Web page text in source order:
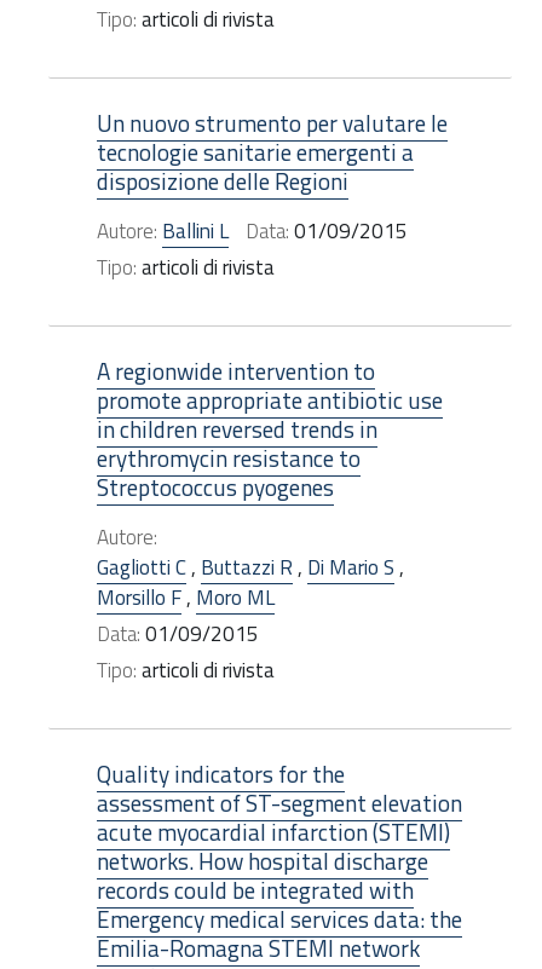
Tipo:articoli di rivista
Un nuovo strumento per valutare le
tecnologie sanitarie emergenti a
disposizione delle Regioni
Autore: Ballini L Data:01/09/2015
Tipo:articoli di rivista
A regionwide intervention to
promote appropriate antibiotic use
in children reversed trends in
erythromycin resistance to
Streptococcus pyogenes
Autore:
Gagliotti C, Buttazzi R, Di Mario S,
Morsillo F, Moro ML
Data:01/09/2015
Tipo:articoli di rivista
Quality indicators for the
assessment of ST-segment elevation
acute myocardial infarction (STEMI)
networks. How hospital discharge
records could be integrated with
Emergency medical services data: the
Emilia-Romagna STEMI network